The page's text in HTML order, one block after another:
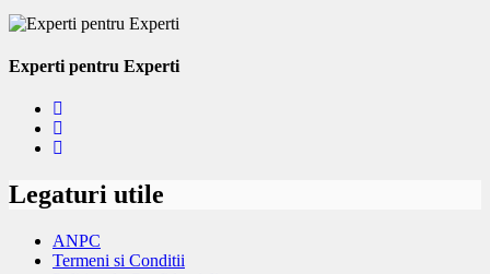
Experti pentru Experti
Legaturi utile
ANPC
Termeni si Conditii